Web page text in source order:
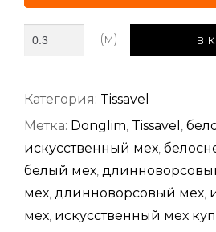
В
Категория: Tissavel
Метка: Donglim, Tissavel ,
искусственный мех,
белый мех,
мех, длинноворсовый мех,
мех, искусственный мех